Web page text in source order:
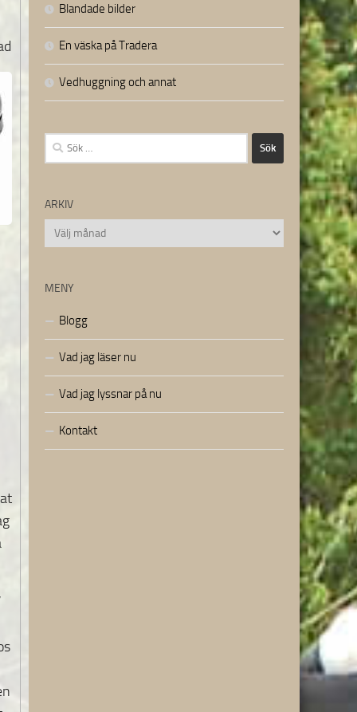
Blandade bilder
En väska på Tradera
Vedhuggning och annat
Sök
efter:
ARKIV
Arkiv
MENY
Blogg
Vad jag läser nu
Vad jag lyssnar på nu
Kontakt